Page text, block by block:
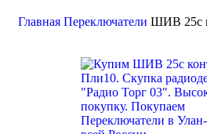
Поиск
Главная Переключатели ШИВ 25с